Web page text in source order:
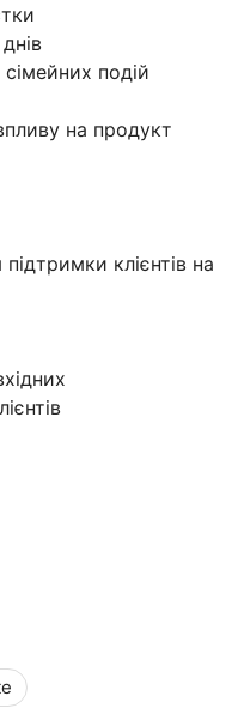
подій
на продукт
клієнтів на